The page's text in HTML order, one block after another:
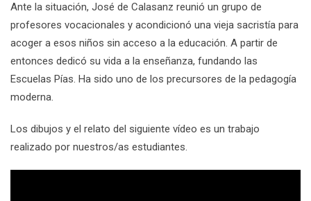
Ante la situación, José de Calasanz reunió un grupo de
profesores vocacionales y acondicionó una vieja sacristía para
acoger a esos niños sin acceso a la educación. A partir de
entonces dedicó su vida a la enseñanza, fundando las
Escuelas Pías. Ha sido uno de los precursores de la pedagogía
moderna.
Los dibujos y el relato del siguiente vídeo es un trabajo
realizado por nuestros/as estudiantes.